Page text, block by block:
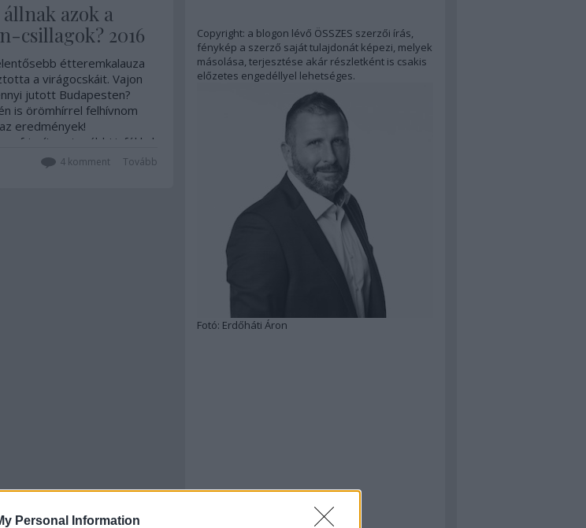
Personal Information
azok a
csillagok? 2016
étteremkalauza
a virágocskáit. Vajon
jutott Budapesten?
is örömhírrel felhívnom
eredmények!
frissítem további infókkal,
megnézni, hogy mi
Tovább
4komment
Copyright: a blogon lévő ÖSSZES szerzői írás,
fénykép a szerző saját tulajdonát képezi, melyek
másolása, terjesztése akár részletként is csakis
előzetes engedéllyel lehetséges.
Fotó: Erdőháti Áron